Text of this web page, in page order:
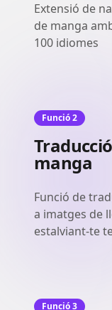
Extensió de
de manga
100 idiomes
Funció 2
manga
Funció de
a imatges de
estalviant-te
Funció 3